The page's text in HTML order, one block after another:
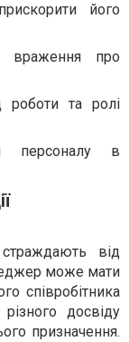
його
враження про
роботи та ролі
персоналу в
страждають від
може мати
співробітника
досвіду
призначення.